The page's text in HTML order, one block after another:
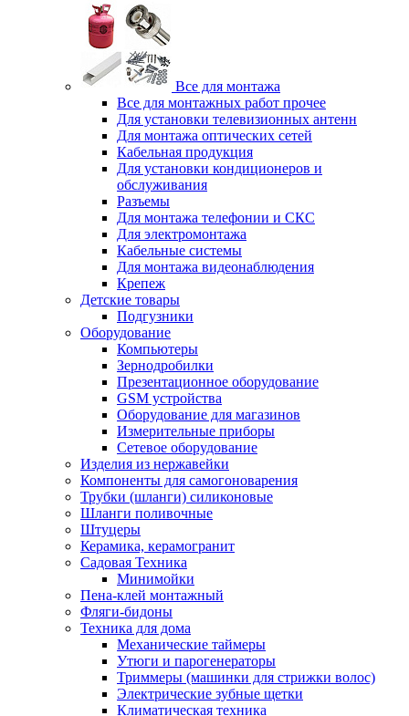
Все для монтажа
Все для монтажных работ прочее
Для установки телевизионных антенн
Для монтажа оптических сетей
Кабельная продукция
Для установки кондиционеров и
обслуживания
Разъемы
Для монтажа телефонии и СКС
Для электромонтажа
Кабельные системы
Для монтажа видеонаблюдения
Крепеж
Детские товары
Подгузники
Оборудование
Компьютеры
Зернодробилки
Презентационное оборудование
GSM устройства
Оборудование для магазинов
Измерительные приборы
Сетевое оборудование
Изделия из нержавейки
Компоненты для самогоноварения
Трубки (шланги) силиконовые
Шланги поливочные
Штуцеры
Керамика, керамогранит
Садовая Техника
Минимойки
Пена-клей монтажный
Фляги-бидоны
Техника для дома
Механические таймеры
Утюги и парогенераторы
Триммеры (машинки для стрижки волос)
Электрические зубные щетки
Климатическая техника